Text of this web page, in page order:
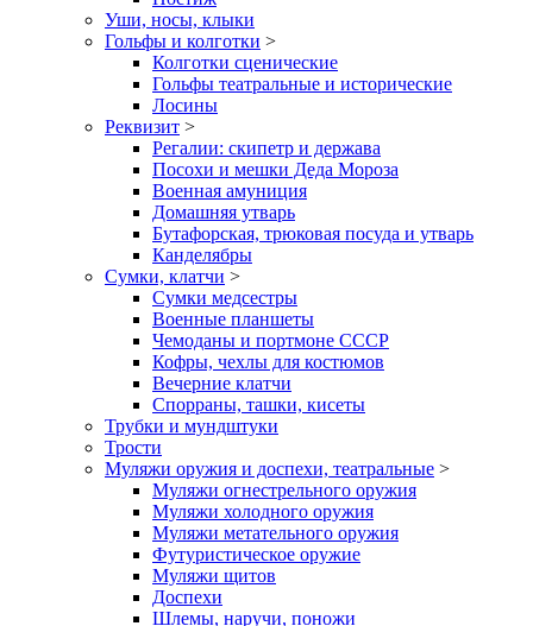
Уши, носы, клыки
Гольфы и колготки >
Колготки сценические
Гольфы театральные и исторические
Лосины
Реквизит >
Регалии: скипетр и держава
Посохи и мешки Деда Мороза
Военная амуниция
Домашняя утварь
Бутафорская, трюковая посуда и утварь
Канделябры
Сумки, клатчи >
Сумки медсестры
Военные планшеты
Чемоданы и портмоне СССР
Кофры, чехлы для костюмов
Вечерние клатчи
Спорраны, ташки, кисеты
Трубки и мундштуки
Трости
Муляжи оружия и доспехи, театральные >
Муляжи огнестрельного оружия
Муляжи холодного оружия
Муляжи метательного оружия
Футуристическое оружие
Муляжи щитов
Доспехи
Шлемы, наручи, поножи